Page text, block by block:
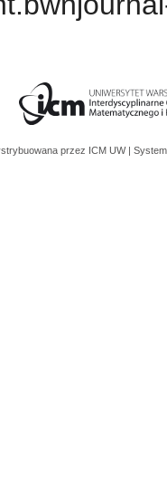
przez ICM UW |